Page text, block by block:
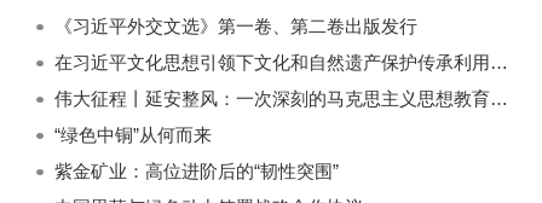
《习近平外交文选》第一卷、第二卷出版发行
在习近平文化思想引领下文化和自然遗产保护传承利用工作开创新局面
伟大征程丨延安整风：一次深刻的马克思主义思想教育运动
“绿色中铜”从何而来
紫金矿业：高位进阶后的“韧性突围”